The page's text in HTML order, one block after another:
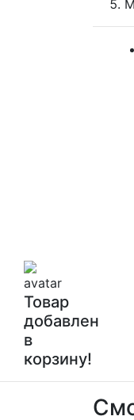
Товар
добавлен
в
корзину!